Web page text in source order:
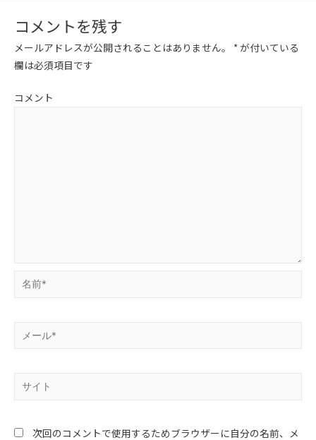
コメントを残す
メールアドレスが公開されることはありません。 * が付いている
欄は必須項目です
コメント
次回のコメントで使用するためブラウザーに自分の名前、メ